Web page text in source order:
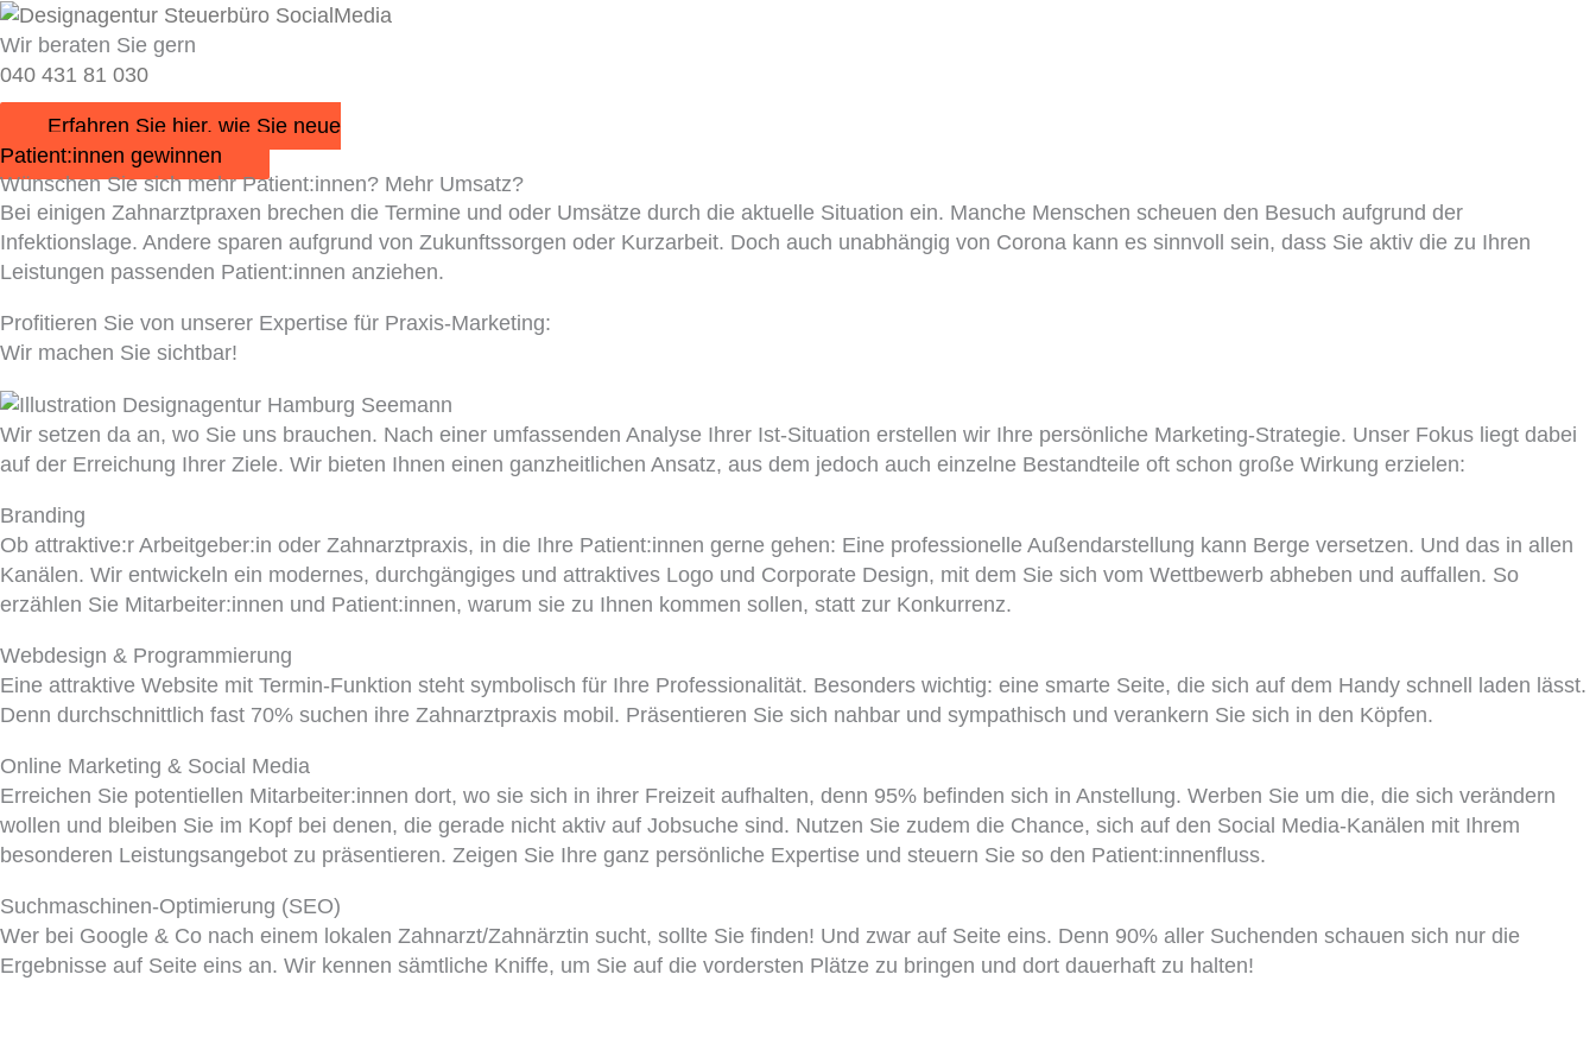
Wir beraten Sie gern
040 431 81 030
Erfahren Sie hier, wie Sie neue
Patient:innen gewinnen
Wünschen Sie sich mehr Patient:innen? Mehr Umsatz?
Bei einigen Zahnarztpraxen brechen die Termine und oder Umsätze durch die aktuelle Situation ein. Manche Menschen scheuen den Besuch aufgrund der
Infektionslage. Andere sparen aufgrund von Zukunftssorgen oder Kurzarbeit. Doch auch unabhängig von Corona kann es sinnvoll sein, dass Sie aktiv die zu Ihren
Leistungen passenden Patient:innen anziehen.
Profitieren Sie von unserer Expertise für Praxis-Marketing:
Wir machen Sie sichtbar!
Wir setzen da an, wo Sie uns brauchen. Nach einer umfassenden Analyse Ihrer Ist-Situation erstellen wir Ihre persönliche Marketing-Strategie. Unser Fokus liegt dabei
auf der Erreichung Ihrer Ziele. Wir bieten Ihnen einen ganzheitlichen Ansatz, aus dem jedoch auch einzelne Bestandteile oft schon große Wirkung erzielen:
Branding
Ob attraktive:r Arbeitgeber:in oder Zahnarztpraxis, in die Ihre Patient:innen gerne gehen: Eine professionelle Außendarstellung kann Berge versetzen. Und das in allen
Kanälen. Wir entwickeln ein modernes, durchgängiges und attraktives Logo und Corporate Design, mit dem Sie sich vom Wettbewerb abheben und auffallen. So
erzählen Sie Mitarbeiter:innen und Patient:innen, warum sie zu Ihnen kommen sollen, statt zur Konkurrenz.
Webdesign & Programmierung
Eine attraktive Website mit Termin-Funktion steht symbolisch für Ihre Professionalität. Besonders wichtig: eine smarte Seite, die sich auf dem Handy schnell laden lässt.
Denn durchschnittlich fast 70% suchen ihre Zahnarztpraxis mobil. Präsentieren Sie sich nahbar und sympathisch und verankern Sie sich in den Köpfen.
Online Marketing & Social Media
Erreichen Sie potentiellen Mitarbeiter:innen dort, wo sie sich in ihrer Freizeit aufhalten, denn 95% befinden sich in Anstellung. Werben Sie um die, die sich verändern
wollen und bleiben Sie im Kopf bei denen, die gerade nicht aktiv auf Jobsuche sind. Nutzen Sie zudem die Chance, sich auf den Social Media-Kanälen mit Ihrem
besonderen Leistungsangebot zu präsentieren. Zeigen Sie Ihre ganz persönliche Expertise und steuern Sie so den Patient:innenfluss.
Suchmaschinen-Optimierung (SEO)
Wer bei Google & Co nach einem lokalen Zahnarzt/Zahnärztin sucht, sollte Sie finden! Und zwar auf Seite eins. Denn 90% aller Suchenden schauen sich nur die
Ergebnisse auf Seite eins an. Wir kennen sämtliche Kniffe, um Sie auf die vordersten Plätze zu bringen und dort dauerhaft zu halten!